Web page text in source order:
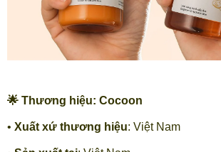
🌟 Thương hiệu: Cocoon
• Xuất xứ thương hiệu: Việt Nam